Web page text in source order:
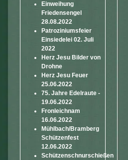
Einweihung
Friedensengel
28.08.2022
Patroziniumsfeier
Einsiedelei 02. Juli
2022
Herz Jesu Bilder von
Drohne
Herz Jesu Feuer
25.06.2022
75. Jahre Edelraute -
19.06.2022
Fronleichnam
16.06.2022
Mühlbach/Bramberg
Schützenfest
12.06.2022
Schützenschnurschießen